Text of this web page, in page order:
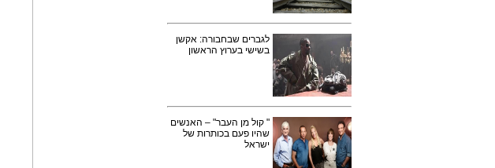
לגברים שבחבורה: אקשן
בשישי בערוץ הראשון
" קול מן העבר" – האנשים
שהיו פעם בכותרות של
ישראל